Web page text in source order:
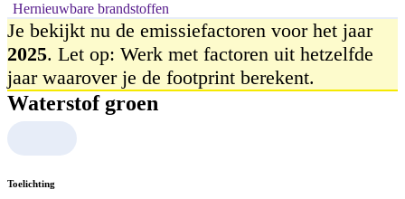
Hernieuwbare brandstoffen
Je bekijkt nu de emissiefactoren voor het jaar
2025. Let op: Werk met factoren uit hetzelfde
jaar waarover je de footprint berekent.
Waterstof groen
Toelichting